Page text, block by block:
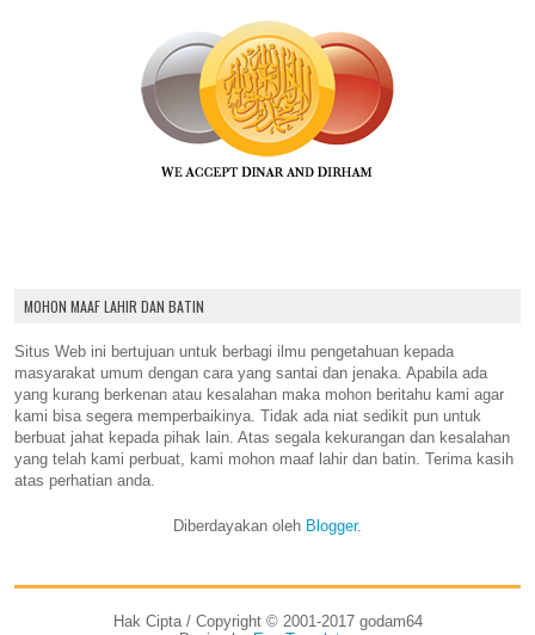
MOHON MAAF LAHIR DAN BATIN
Situs Web ini bertujuan untuk berbagi ilmu pengetahuan kepada
masyarakat umum dengan cara yang santai dan jenaka. Apabila ada
yang kurang berkenan atau kesalahan maka mohon beritahu kami agar
kami bisa segera memperbaikinya. Tidak ada niat sedikit pun untuk
berbuat jahat kepada pihak lain. Atas segala kekurangan dan kesalahan
yang telah kami perbuat, kami mohon maaf lahir dan batin. Terima kasih
atas perhatian anda.
Diberdayakan oleh Blogger.
Hak Cipta / Copyright © 2001-2017 godam64